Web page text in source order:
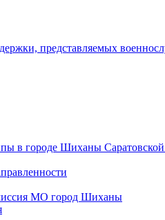
представляемых
в городе Шиханы Саратовской
МО город Шиханы